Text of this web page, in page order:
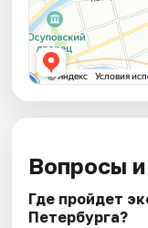
Вопросы
Где пройдет
Петербурга?